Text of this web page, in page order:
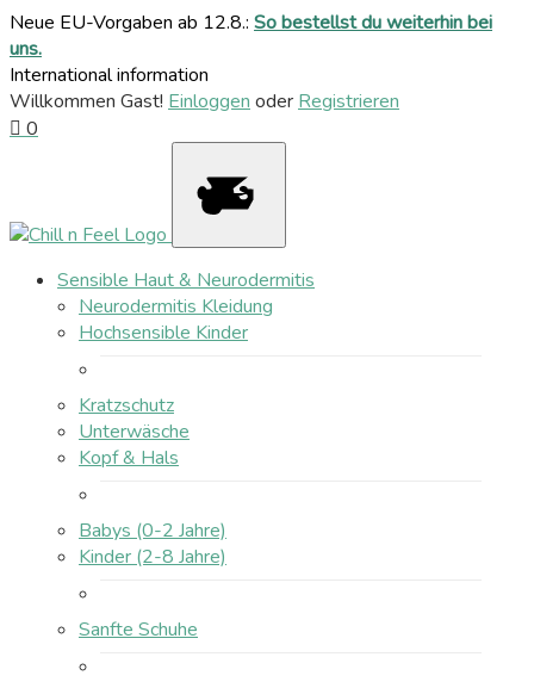
Neue EU-Vorgaben ab 12.8.: So bestellst du weiterhin bei
uns.
International information
Willkommen Gast! Einloggen oder Registrieren
0
Sensible Haut & Neurodermitis
Neurodermitis Kleidung
Hochsensible Kinder
Kratzschutz
Unterwäsche
Kopf & Hals
Babys (0-2 Jahre)
Kinder (2-8 Jahre)
Sanfte Schuhe